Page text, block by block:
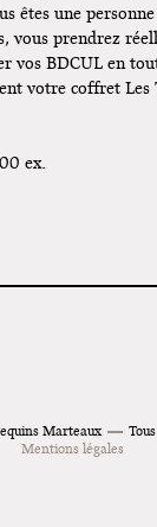
êtes une
vous prendrez
vos BDCUL en
votre coffret Les
ex.
Marteaux
Mentions légales